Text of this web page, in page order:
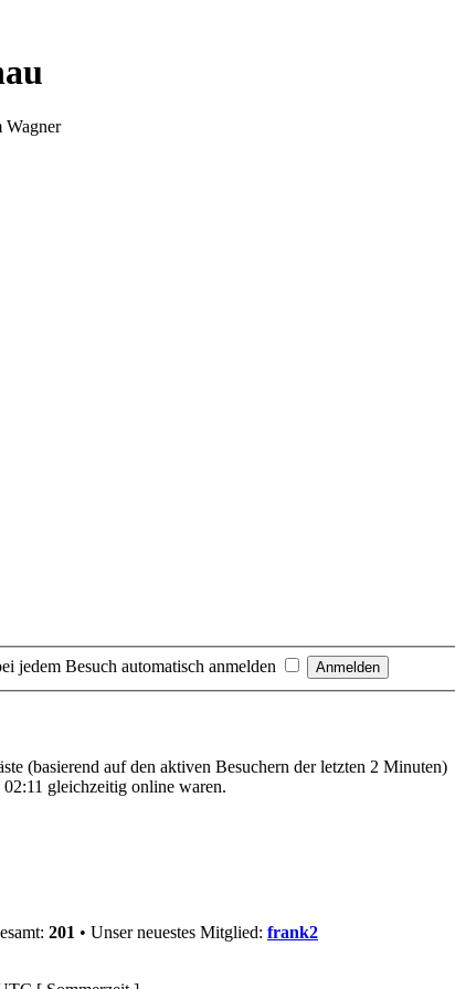
Wagner
jedem Besuch automatisch anmelden
(basierend auf den aktiven Besuchern der letzten 2 Minuten)
gleichzeitig online waren.
201 • Unser neuestes Mitglied: frank2